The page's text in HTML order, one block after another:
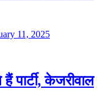
11, 2025
केजरीवाल